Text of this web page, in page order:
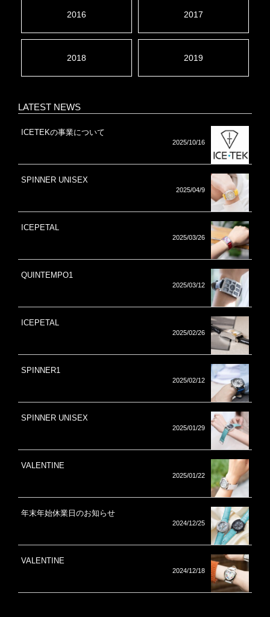
2016 2017
2018 2019
LATEST NEWS
ICETEKの事業について
2025/10/16
SPINNER UNISEX
2025/04/9
ICEPETAL
2025/03/26
QUINTEMPO1
2025/03/12
ICEPETAL
2025/02/26
SPINNER1
2025/02/12
SPINNER UNISEX
2025/01/29
VALENTINE
2025/01/22
年末年始休業日のお知らせ
2024/12/25
VALENTINE
2024/12/18